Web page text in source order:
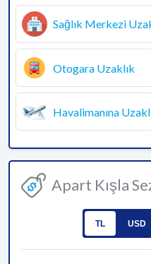
Sağlık Merkezi
Otogara Uzaklık
Havalimanına
Apart Kışla
TL USD